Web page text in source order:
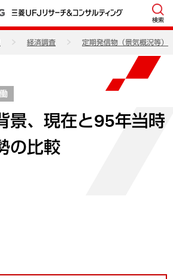
検索
経済調査 定期発信物（景気概況等）
景、現在と95年当時
の比較